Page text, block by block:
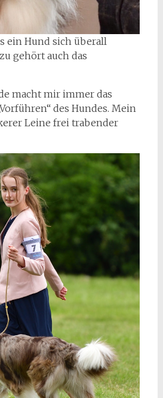
ein Hund sich überall
gehört auch das
macht mir immer das
des Hundes. Mein
Leine frei trabender